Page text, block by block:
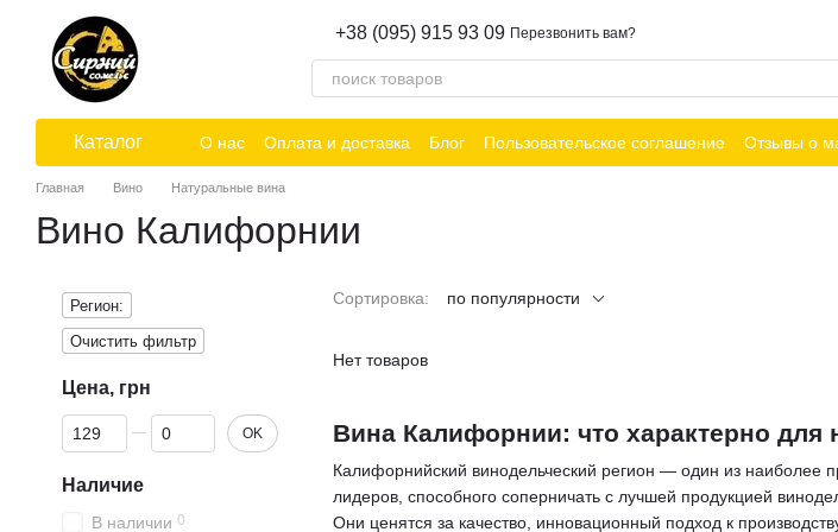
Перейти к основному контенту
+38 (095) 915 93 09 Перезвонить вам?
Каталог О нас Оплата и доставка Блог Пользовательское соглашение Отзывы о
Главная Вино Натуральные вина
Вино Калифорнии
Сортировка: по популярности
Вина Калифорнии: что характерно для
Калифорнийский винодельческий регион — один из наиболее
лидеров, способного соперничать с лучшей продукцией
Они ценятся за качество, инновационный подход к
Нет товаров
Регион:
Очистить фильтр
Цена, грн
От Цена, грн
До Цена, грн OK
Наличие
В наличии 0